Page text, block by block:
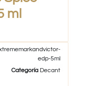
ml
edp-5ml
Categoría Decant